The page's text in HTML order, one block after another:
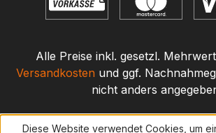
Alle Preise inkl. gesetzl.
Versandkosten und ggf.
nicht anders
Diese Website verwendet Cookies, um